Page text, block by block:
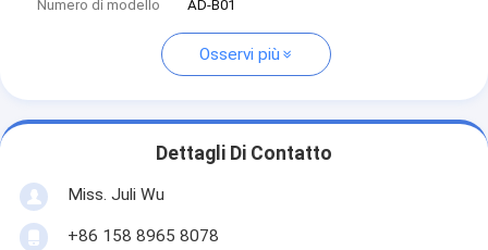
Numero di modello
AD-B01
Osservi più
Dettagli Di Contatto
Miss. Juli Wu
+86 158 8965 8078